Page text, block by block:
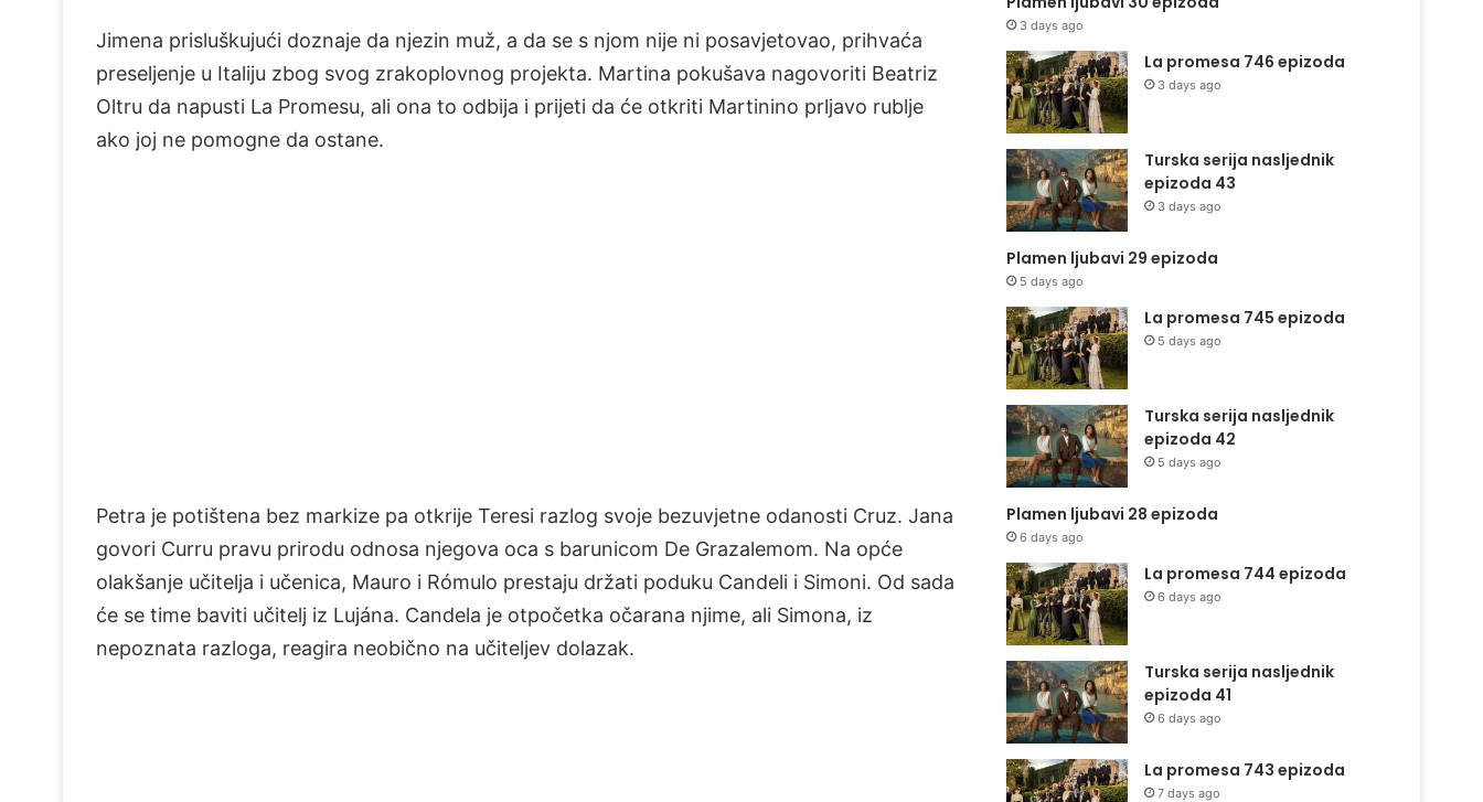
Jimena prisluškujući doznaje da njezin muž, a da se s njom nije ni posavjetovao, prihvaća
preseljenje u Italiju zbog svog zrakoplovnog projekta. Martina pokušava nagovoriti Beatriz
Oltru da napusti La Promesu, ali ona to odbija i prijeti da će otkriti Martinino prljavo rublje
ako joj ne pomogne da ostane.
Petra je potištena bez markize pa otkrije Teresi razlog svoje bezuvjetne odanosti Cruz. Jana
govori Curru pravu prirodu odnosa njegova oca s barunicom De Grazalemom. Na opće
olakšanje učitelja i učenica, Mauro i Rómulo prestaju držati poduku Candeli i Simoni. Od sada
će se time baviti učitelj iz Lujána. Candela je otpočetka očarana njime, ali Simona, iz
nepoznata razloga, reagira neobično na učiteljev dolazak.
3 days ago
La promesa 746 epizoda
3 days ago
Turska serija nasljednik
epizoda 43
3 days ago
Plamen ljubavi 29 epizoda
5 days ago
La promesa 745 epizoda
5 days ago
Turska serija nasljednik
epizoda 42
5 days ago
Plamen ljubavi 28 epizoda
6 days ago
La promesa 744 epizoda
6 days ago
Turska serija nasljednik
epizoda 41
6 days ago
La promesa 743 epizoda
7 days ago